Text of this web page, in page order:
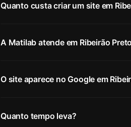
Quanto custa criar um site em
A Matilab atende em Ribeirão
O site aparece no Google em
Quanto tempo leva?